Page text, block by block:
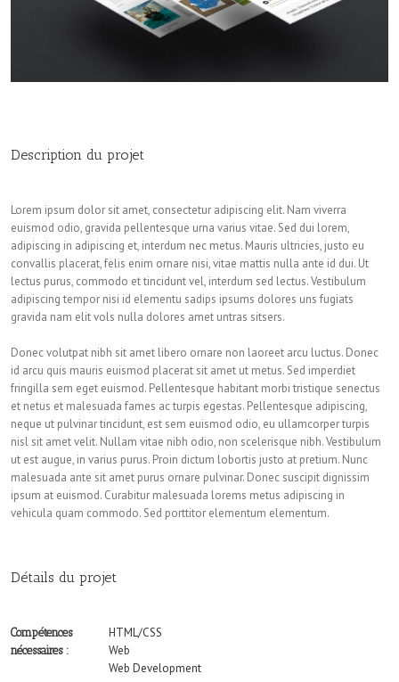
Description du projet
Lorem ipsum dolor sit amet, consectetur adipiscing elit. Nam viverra
euismod odio, gravida pellentesque urna varius vitae. Sed dui lorem,
adipiscing in adipiscing et, interdum nec metus. Mauris ultricies, justo eu
convallis placerat, felis enim ornare nisi, vitae mattis nulla ante id dui. Ut
lectus purus, commodo et tincidunt vel, interdum sed lectus. Vestibulum
adipiscing tempor nisi id elementu sadips ipsums dolores uns fugiats
gravida nam elit vols nulla dolores amet untras sitsers.
Donec volutpat nibh sit amet libero ornare non laoreet arcu luctus. Donec
id arcu quis mauris euismod placerat sit amet ut metus. Sed imperdiet
fringilla sem eget euismod. Pellentesque habitant morbi tristique senectus
et netus et malesuada fames ac turpis egestas. Pellentesque adipiscing,
neque ut pulvinar tincidunt, est sem euismod odio, eu ullamcorper turpis
nisl sit amet velit. Nullam vitae nibh odio, non scelerisque nibh. Vestibulum
ut est augue, in varius purus. Proin dictum lobortis justo at pretium. Nunc
malesuada ante sit amet purus ornare pulvinar. Donec suscipit dignissim
ipsum at euismod. Curabitur malesuada lorems metus adipiscing in
vehicula quam commodo. Sed porttitor elementum elementum.
Détails du projet
Compétences
nécessaires :
HTML/CSS
Web
Web Development